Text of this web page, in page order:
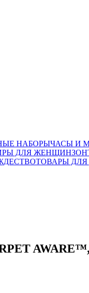
НАБОРЫЧАСЫ И
ДЛЯ ЖЕНЩИН
ТОВАРЫ ДЛЯ